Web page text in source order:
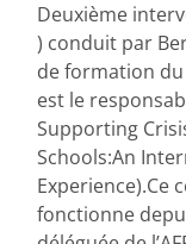
Deuxième
) conduit par
de formation du
est le
Supporting
Schools:An
Experience).Ce
fonctionne